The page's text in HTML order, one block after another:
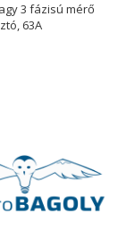
3 fázisú mérő
63A